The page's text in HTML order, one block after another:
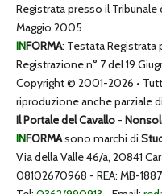
Registrata presso il Tribunale
Maggio 2005
INFORMA: Testata Registrata
Registrazione n° 7 del 19
Copyright © 2001-2026 •
riproduzione anche parziale
Il Portale del Cavallo -
INFORMAsono marchi di
Via della Valle 46/a, 20841
08102670968 - REA: MB-